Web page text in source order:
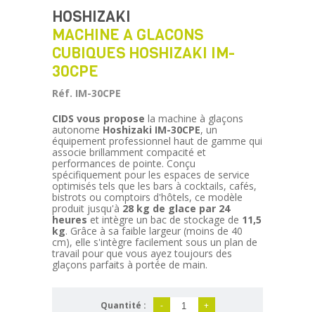
HOSHIZAKI
MACHINE A GLACONS
CUBIQUES HOSHIZAKI IM-
30CPE
Réf. IM-30CPE
CIDS vous propose la machine à glaçons
autonome Hoshizaki IM-30CPE, un
équipement professionnel haut de gamme qui
associe brillamment compacité et
performances de pointe. Conçu
spécifiquement pour les espaces de service
optimisés tels que les bars à cocktails, cafés,
bistrots ou comptoirs d'hôtels, ce modèle
produit jusqu'à 28 kg de glace par 24
heureset intègre un bac de stockage de 11,5
kg. Grâce à sa faible largeur (moins de 40
cm), elle s'intègre facilement sous un plan de
travail pour que vous ayez toujours des
glaçons parfaits à portée de main.
Quantité : - +